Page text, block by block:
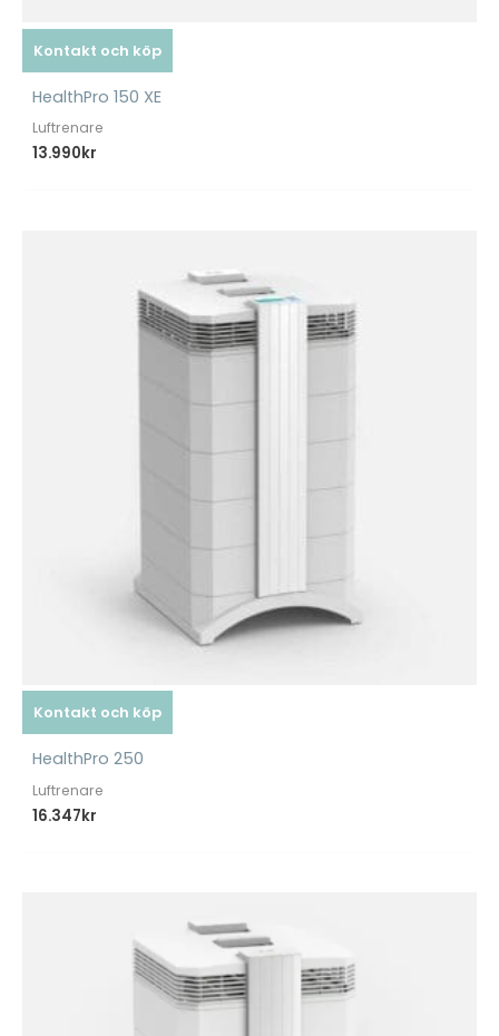
Kontakt och köp
HealthPro 150 XE
Luftrenare
13.990kr
Kontakt och köp
HealthPro 250
Luftrenare
16.347kr